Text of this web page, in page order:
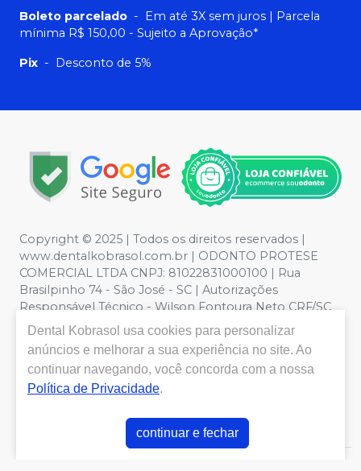
Boleto parcelado - Em até 3X sem juros | Parcela
mínima R$ 150,00 - Sujeito a Aprovação*
Pix - Desconto de 5%
Copyright © 2025 | Todos os direitos reservados |
www.dentalkobrasol.com.br | ODONTO PROTESE
COMERCIAL LTDA CNPJ: 81022831000100 | Rua
Brasilpinho 74 - São José - SC | Autorizações
Responsável Técnico - Wilson Fontoura Neto CRF/SC
12450 | Política de Privacidade e Segurança - Fotos
meramente ilustrativas - Os preços e condições da loja
virtual estão sujeitos a alterações. Em caso de
divergência de preços no site, o valor válido é o do
Carrinho de Compra. Não vendemos por atacado, por
de grandes volumes pelo site.
Dental Kobrasol usa cookies para personalizar
anúncios e melhorar a sua experiência no site. Ao
continuar navegando, você concorda com a nossa
Política de Privacidade.
continuar e fechar